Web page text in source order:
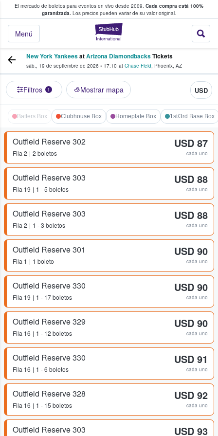
El mercado de boletos para eventos en vivo desde 2009. Cada compra está 100%
garantizada. Los precios pueden variar de su valor original.
StubHub: donde
Menú
fans compran y venden boletos
New York YankeesatArizona DiamondbacksTickets
sáb., 19 de septiembre de 2026 • 17:10 at Chase Field, Phoenix, AZ
Filtros 1 Mostrar mapa USD
Batters Box Clubhouse Box Homeplate Box 1st/3rd Base Box
Outfield Reserve 302
Fila 2 2 boletos
USD 87
cada uno
Outfield Reserve 303
Fila 19 1 - 5 boletos
USD 88
cada uno
Outfield Reserve 303
Fila 2 1 - 3 boletos
USD 88
cada uno
Outfield Reserve 301
Fila 1 1 boleto
USD 90
cada uno
Outfield Reserve 330
Fila 19 1 - 17 boletos
USD 90
cada uno
Outfield Reserve 329
Fila 16 1 - 12 boletos
USD 90
cada uno
Outfield Reserve 330
Fila 16 1 - 6 boletos
USD 91
cada uno
Outfield Reserve 328
Fila 16 1 - 15 boletos
USD 92
cada uno
Outfield Reserve 303 USD 93